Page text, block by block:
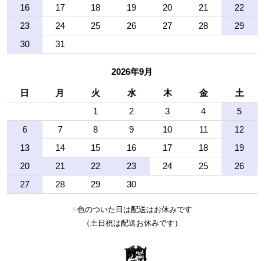
16
17 18 19 20 21
22
23
24 25 26 27 28
29
30
31
2026年9月
日 月 火 水 木 金
土
1
2 3 4
5
6
7 8 9 10 11
12
13
14 15 16 17 18
19
20
21 22 23 24 25
26
27
28 29 30
■色のついた日は配送はお休みです
（土日祝は配送お休みです）